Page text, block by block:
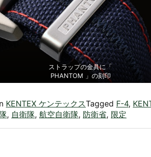
ストラップの金具に「
PHANTOM 」の刻印
KENTEX ケンテックスTagged F-4,
, 自衛隊, 航空自衛隊, 防衛省, 限定